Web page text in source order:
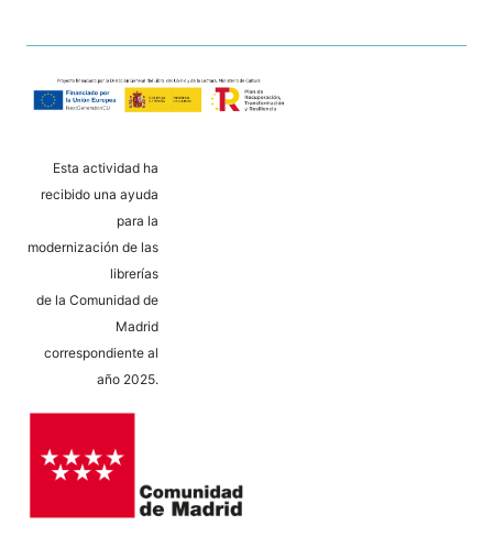
Esta actividad ha
recibido una ayuda
para la
modernización de las
librerías
de la Comunidad de
Madrid
correspondiente al
año 2025.